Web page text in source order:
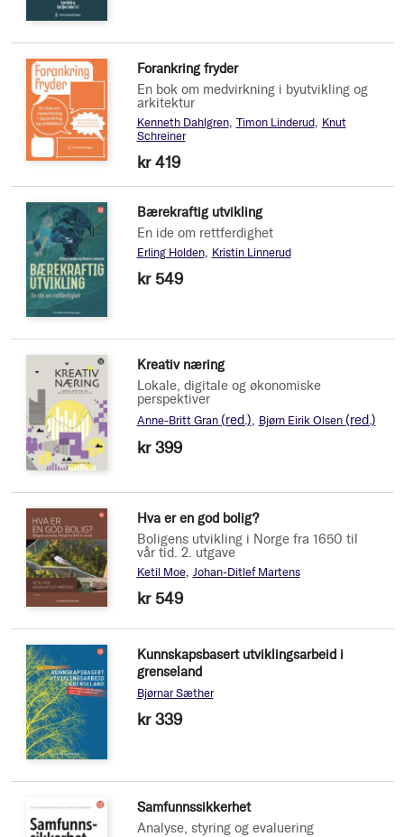
Forankring fryder
En bok om medvirkning i byutvikling og
arkitektur
Kenneth Dahlgren Timon Linderud
Knut
Schreiner
kr 419
Bærekraftig utvikling
En ide om rettferdighet
Erling Holden Kristin Linnerud
kr 549
Kreativ næring
Lokale, digitale og økonomiske
perspektiver
Anne-Britt Gran (red.) Bjørn Eirik Olsen (red.)
kr 399
Hva er en god bolig?
Boligens utvikling i Norge fra 1650 til
vår tid. 2. utgave
Ketil Moe Johan-Ditlef Martens
kr 549
Kunnskapsbasert utviklingsarbeid i
grenseland
Bjørnar Sæther
kr 339
Samfunnssikkerhet
Analyse, styring og evaluering